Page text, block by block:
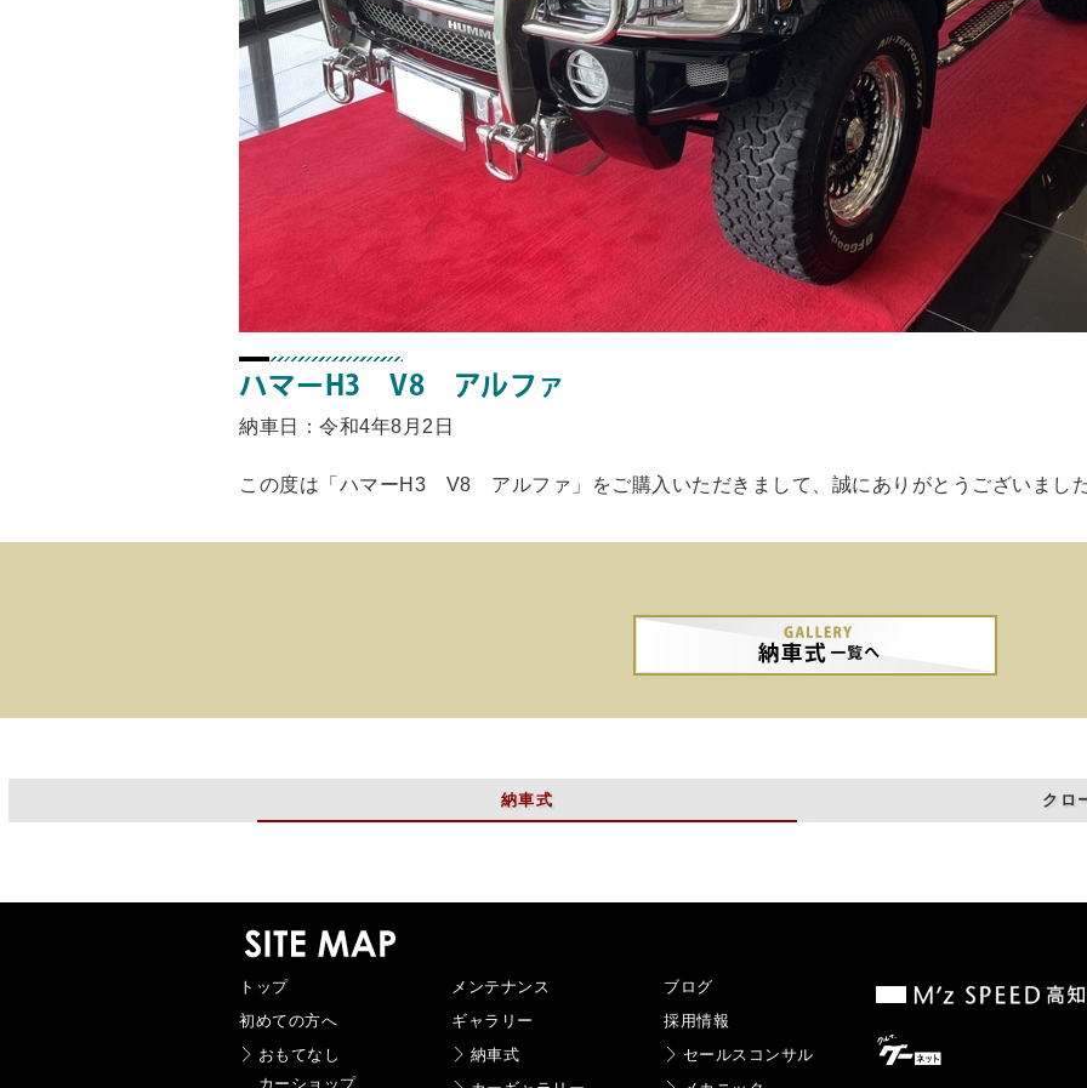
ハマーH3 V8 アルファ
納車日：令和4年8月2日
この度は「ハマーH3 V8 アルファ」をご購入いただきまして、誠にありがとうございまし
納車式 クロ
トップ
初めての方へ
おもてなし
カーショップ
メンテナンス
ギャラリー
納車式
ブログ
採用情報
セールスコンサル